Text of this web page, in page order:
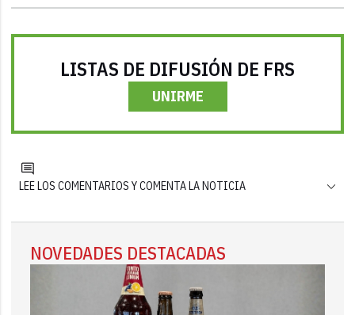
LISTAS DE DIFUSIÓN DE FRS
UNIRME
LEE LOS COMENTARIOS Y COMENTA LA NOTICIA
NOVEDADES DESTACADAS